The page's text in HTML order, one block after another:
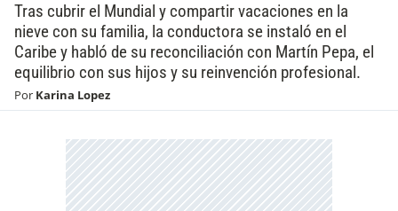
Tras cubrir el Mundial y compartir vacaciones en la
nieve con su familia, la conductora se instaló en el
Caribe y habló de su reconciliación con Martín Pepa, el
equilibrio con sus hijos y su reinvención profesional.
Por Karina Lopez